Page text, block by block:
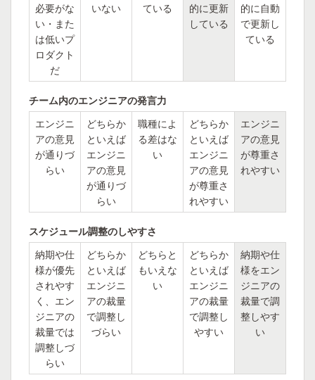
必要がな
い・また
は低いプ
ロダクト
だ
いない
ている
的に更新
している
的に自動
で更新し
ている
チーム内のエンジニアの発言力
エンジニ
アの意見
が通りづ
らい
どちらか
といえば
エンジニ
アの意見
が通りづ
らい
職種によ
る差はな
い
どちらか
といえば
エンジニ
アの意見
が尊重さ
れやすい
エンジニ
アの意見
が尊重さ
れやすい
スケジュール調整のしやすさ
納期や仕
様が優先
されやす
く、エン
ジニアの
裁量では
調整しづ
らい
どちらか
といえば
エンジニ
アの裁量
で調整し
づらい
どちらと
もいえな
い
どちらか
といえば
エンジニ
アの裁量
で調整し
やすい
納期や仕
様をエン
ジニアの
裁量で調
整しやす
い